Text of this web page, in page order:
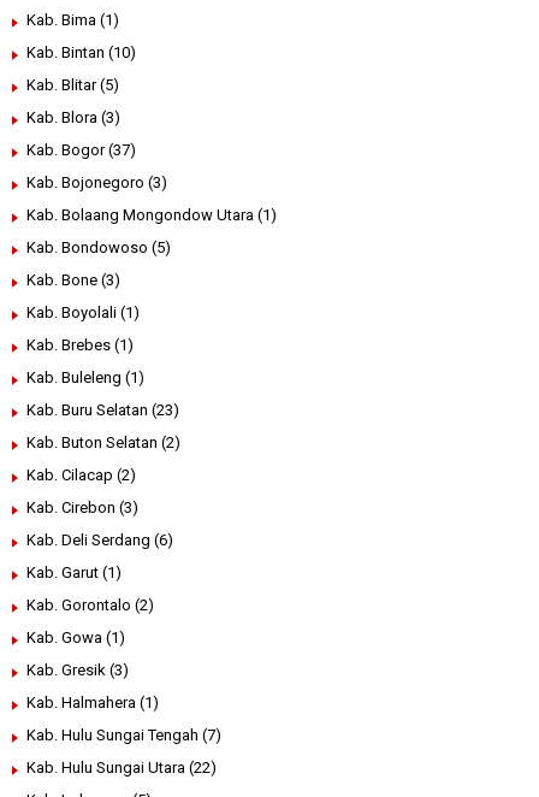
Kab. Bima (1)
Kab. Bintan (10)
Kab. Blitar (5)
Kab. Blora (3)
Kab. Bogor (37)
Kab. Bojonegoro (3)
Kab. Bolaang Mongondow Utara (1)
Kab. Bondowoso (5)
Kab. Bone (3)
Kab. Boyolali (1)
Kab. Brebes (1)
Kab. Buleleng (1)
Kab. Buru Selatan (23)
Kab. Buton Selatan (2)
Kab. Cilacap (2)
Kab. Cirebon (3)
Kab. Deli Serdang (6)
Kab. Garut (1)
Kab. Gorontalo (2)
Kab. Gowa (1)
Kab. Gresik (3)
Kab. Halmahera (1)
Kab. Hulu Sungai Tengah (7)
Kab. Hulu Sungai Utara (22)